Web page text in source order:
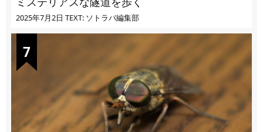
2025年7月2日 TEXT: ソトラバ編集部